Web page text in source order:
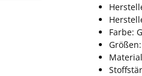
Farbe: